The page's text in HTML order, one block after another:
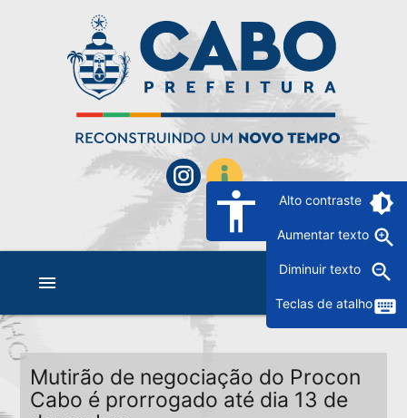
accessibility Alto contraste brightness_6
Aumentar texto zoom_in
Diminuir texto zoom_out
Teclas de atalhokeyboard
menu
Mutirão de negociação do Procon
Cabo é prorrogado até dia 13 de